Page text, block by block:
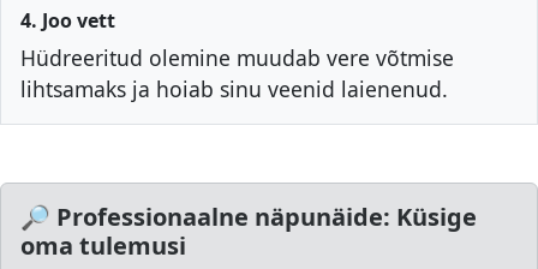
4. Joo vett
Hüdreeritud olemine muudab vere võtmise
lihtsamaks ja hoiab sinu veenid laienenud.
🔎 Professionaalne näpunäide: Küsige
oma tulemusi